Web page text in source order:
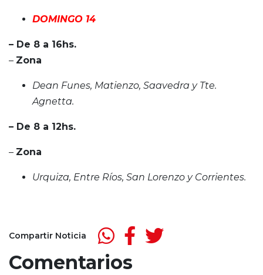
DOMINGO 14
– De 8 a 16hs.
– Zona
Dean Funes, Matienzo, Saavedra y Tte.
Agnetta.
– De 8 a 12hs.
– Zona
Urquiza, Entre Ríos, San Lorenzo y Corrientes.
Compartir Noticia
Comentarios